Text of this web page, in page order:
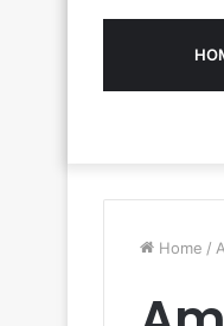
Home /